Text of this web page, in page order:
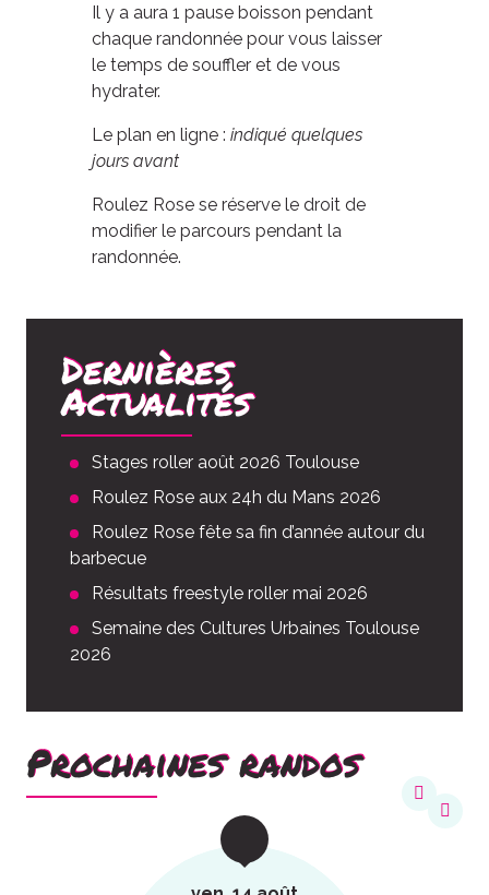
Il y a aura 1 pause boisson pendant
chaque randonnée pour vous laisser
le temps de souffler et de vous
hydrater.
Le plan en ligne : indiqué quelques
jours avant
Roulez Rose se réserve le droit de
modifier le parcours pendant la
randonnée.
Dernières
Actualités
Stages roller août 2026 Toulouse
Roulez Rose aux 24h du Mans 2026
Roulez Rose fête sa fin d’année autour du
barbecue
Résultats freestyle roller mai 2026
Semaine des Cultures Urbaines Toulouse
2026
Prochaines randos